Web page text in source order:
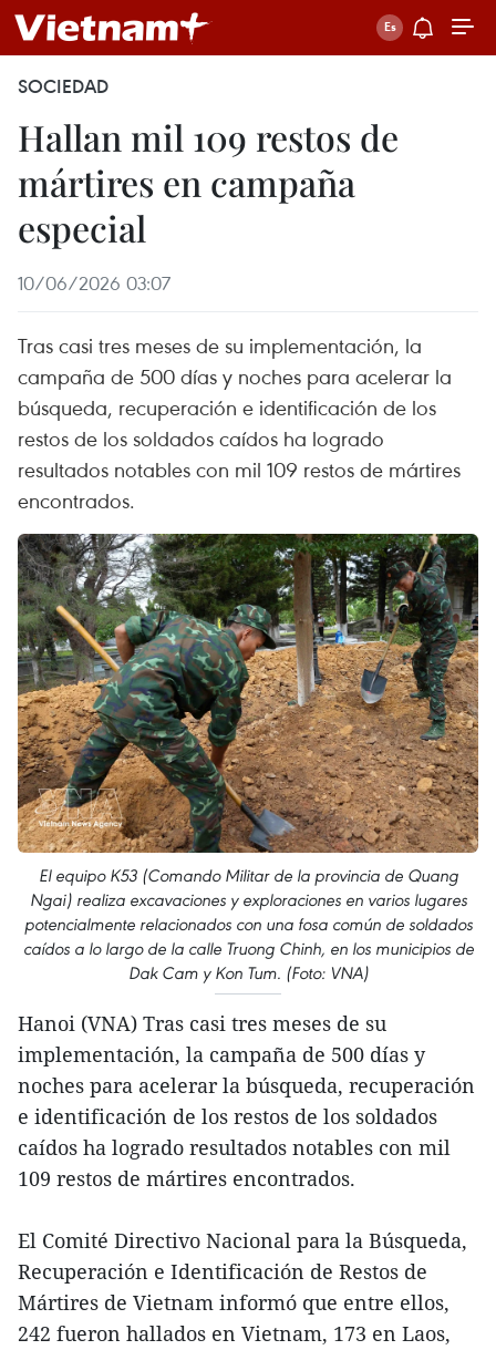
SOCIEDAD
Hallan mil 109 restos de
mártires en campaña
especial
10/06/2026 03:07
Tras casi tres meses de su implementación, la
campaña de 500 días y noches para acelerar la
búsqueda, recuperación e identificación de los
restos de los soldados caídos ha logrado
resultados notables con mil 109 restos de mártires
encontrados.
El equipo K53 (Comando Militar de la provincia de Quang
Ngai) realiza excavaciones y exploraciones en varios lugares
potencialmente relacionados con una fosa común de soldados
caídos a lo largo de la calle Truong Chinh, en los municipios de
Dak Cam y Kon Tum. (Foto: VNA)
Hanoi (VNA) Tras casi tres meses de su
implementación, la campaña de 500 días y
noches para acelerar la búsqueda, recuperación
e identificación de los restos de los soldados
caídos ha logrado resultados notables con mil
109 restos de mártires encontrados.
El Comité Directivo Nacional para la Búsqueda,
Recuperación e Identificación de Restos de
Mártires de Vietnam informó que entre ellos,
242 fueron hallados en Vietnam, 173 en Laos,